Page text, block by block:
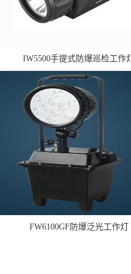
IW5500手提式防爆巡检工作灯
FW6100GF防爆泛光工作灯